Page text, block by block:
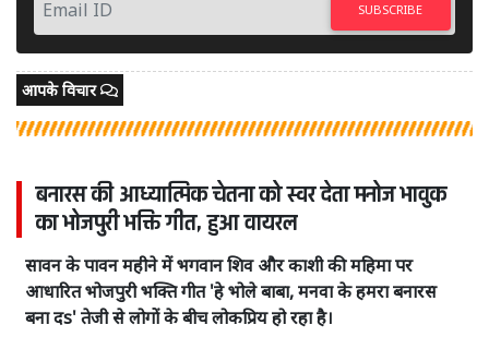
SUBSCRIBE
आपके विचार
बनारस की आध्यात्मिक चेतना को स्वर देता मनोज भावुक
का भोजपुरी भक्ति गीत, हुआ वायरल
सावन के पावन महीने में भगवान शिव और काशी की महिमा पर
आधारित भोजपुरी भक्ति गीत 'हे भोले बाबा, मनवा के हमरा बनारस
बना दs' तेजी से लोगों के बीच लोकप्रिय हो रहा है।